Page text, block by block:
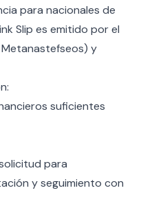
para nacionales de
Slip es emitido por el
y
suficientes
para
y seguimiento con